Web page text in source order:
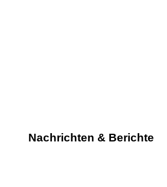
Nachrichten & Berichte